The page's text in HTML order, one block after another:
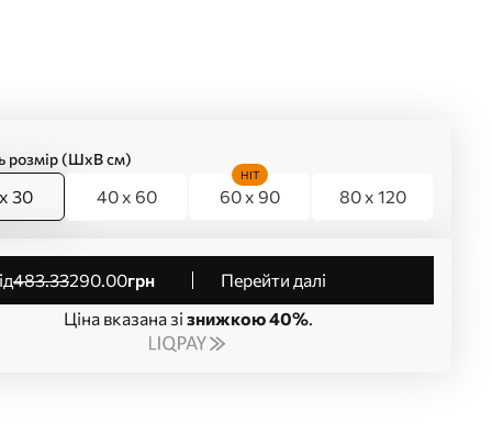
розмір (ШхВ см)
30 40 x 60 60 x 90
HIT
80 x 120
від483.33290.00грн
Перейти далі
Ціна вказана зі знижкою 40%.